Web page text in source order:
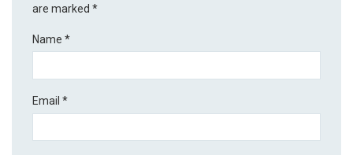
are marked*
Name*
Email*